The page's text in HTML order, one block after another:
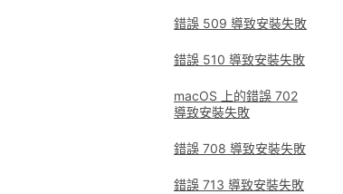
錯誤 509 導致安裝失敗
錯誤 510 導致安裝失敗
macOS 上的錯誤 702
導致安裝失敗
錯誤 708 導致安裝失敗
錯誤 713 導致安裝失敗